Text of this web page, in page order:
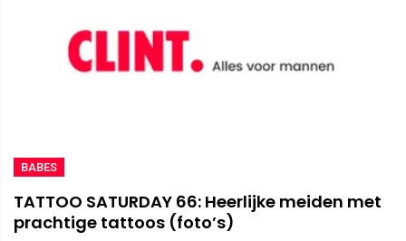
BABES
TATTOO SATURDAY 66: Heerlijke meiden met
prachtige tattoos (foto’s)